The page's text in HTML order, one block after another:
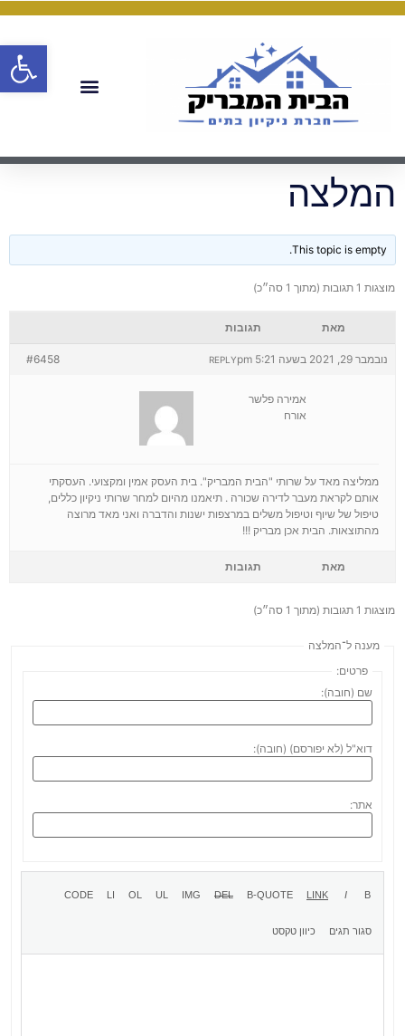
המלצה
This topic is empty.
מוצגות 1 תגובות (מתוך 1 סה״כ)
מאת תגובות
נובמבר 29, 2021 בשעה 5:21 pm #6458 REPLY
אמירה פלשר
אורח
ממליצה מאד על שרותי "הבית המבריק". בית העסק אמין ומקצועי. העסקתי
אותם לקראת מעבר לדירה שכורה . תיאמנו מהיום למחר שרותי ניקיון כללים,
טיפול של שיוף וטיפול משלים במרצפות ישנות והדברה ואני מאד מרוצה
מהתוצאות. הבית אכן מבריק !!!
מאת תגובות
מוצגות 1 תגובות (מתוך 1 סה״כ)
מענה ל־המלצה
פרטים:
שם (חובה):
דוא"ל (לא יפורסם) (חובה):
אתר: